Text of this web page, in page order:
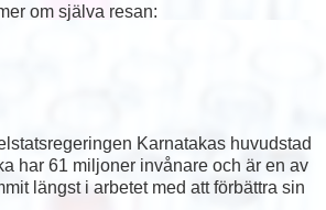
om själva resan:
Karnatakas huvudstad
har 61 miljoner invånare och är en av
längst i arbetet med att förbättra sin